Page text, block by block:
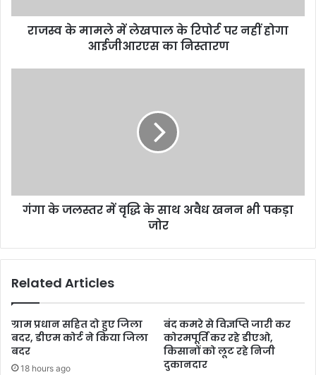
राजस्व के मामले में लेखपाल के रिपोर्ट पर नहीं होगा
आईजीआरएस का निस्तारण
गंगा के जलस्तर में वृद्धि के साथ अवैध खनन भी पकड़ा
जोर
Related Articles
ग्राम प्रधान सहित दो हुए जिला
बदर, डीएम कोर्ट ने किया जिला
बदर
18 hours ago
बंद कमरे से विज्ञप्ति जारी कर
कोरमपूर्ति कर रहे डीएओ,
किसानों को लूट रहे निजी
दुकानदार